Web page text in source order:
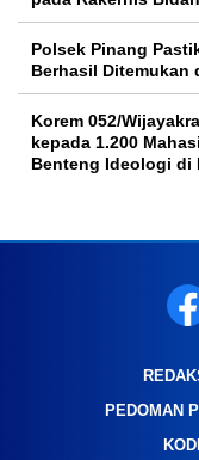
Polsek Pinang
Berhasil Ditemukan
Korem 052/
kepada 1.200
Benteng Ideologi di
PEDOMAN